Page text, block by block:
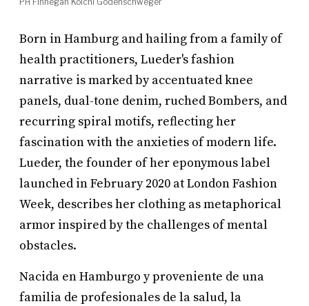
Born in Hamburg and hailing from a family of
health practitioners, Lueder's fashion
narrative is marked by accentuated knee
panels, dual-tone denim, ruched Bombers, and
recurring spiral motifs, reflecting her
fascination with the anxieties of modern life.
Lueder, the founder of her eponymous label
launched in February 2020 at London Fashion
Week, describes her clothing as metaphorical
armor inspired by the challenges of mental
obstacles.
Nacida en Hamburgo y proveniente de una
familia de profesionales de la salud, la